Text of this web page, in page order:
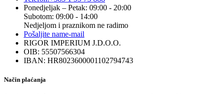
Ponedjeljak – Petak: 09:00 - 20:00
Subotom: 09:00 - 14:00
Nedjeljom i praznikom ne radimo
Pošaljite name-mail
RIGOR IMPERIUM J.D.O.O.
OIB: 55507566304
IBAN: HR8023600001102794743
Način plaćanja